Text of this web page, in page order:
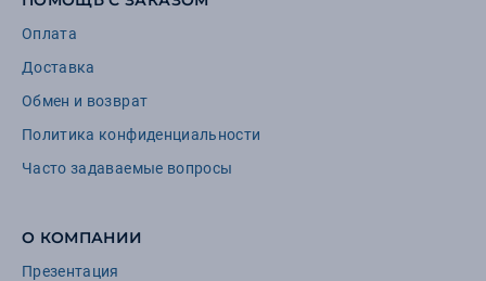
Оплата
Доставка
Обмен и возврат
Политика конфиденциальности
Часто задаваемые вопросы
О КОМПАНИИ
Презентация